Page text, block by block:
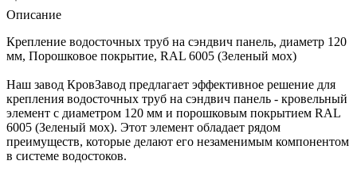
Описание
Крепление водосточных труб на сэндвич панель, диаметр 120
мм, Порошковое покрытие, RAL 6005 (Зеленый мох)
Наш завод КровЗавод предлагает эффективное решение для
крепления водосточных труб на сэндвич панель - кровельный
элемент с диаметром 120 мм и порошковым покрытием RAL
6005 (Зеленый мох). Этот элемент обладает рядом
преимуществ, которые делают его незаменимым компонентом
в системе водостоков.